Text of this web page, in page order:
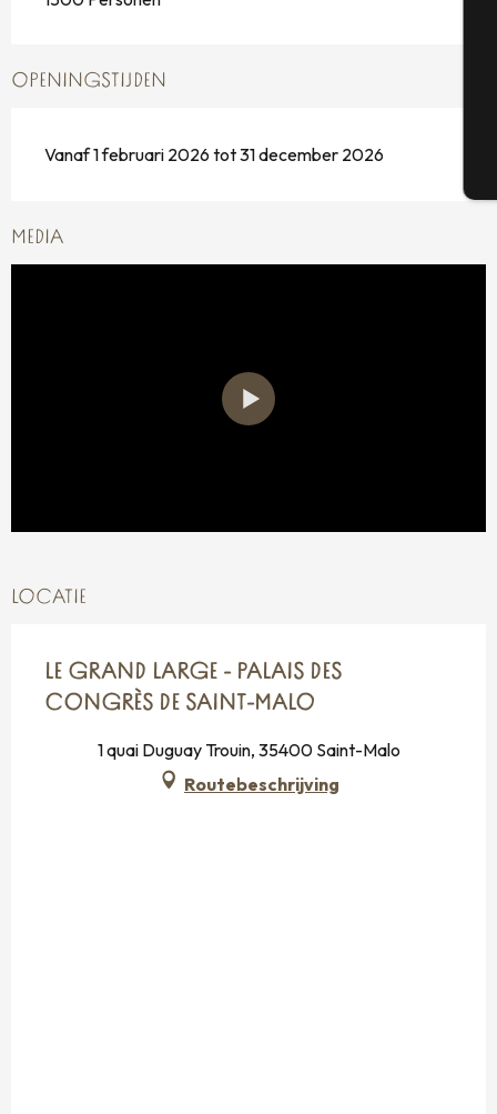
OPENINGSTIJDEN
Vanaf 1 februari 2026 tot 31 december 2026
MEDIA
LOCATIE
LE GRAND LARGE - PALAIS DES
CONGRÈS DE SAINT-MALO
1 quai Duguay Trouin, 35400 Saint-Malo
Routebeschrijving